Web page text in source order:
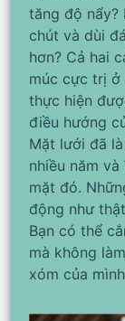
tăng độ nẩy?
chút và dùi
hơn? Cả hai
múc cực trị ở
thực hiện
điều hướng
Mặt lưới đã
nhiều năm và
mặt đó.
động như
Bạn có thể
mà không
xóm của